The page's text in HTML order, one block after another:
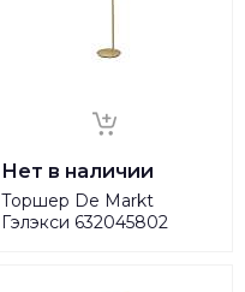
Нет в наличии
Торшер De Markt
Гэлэкси 632045802